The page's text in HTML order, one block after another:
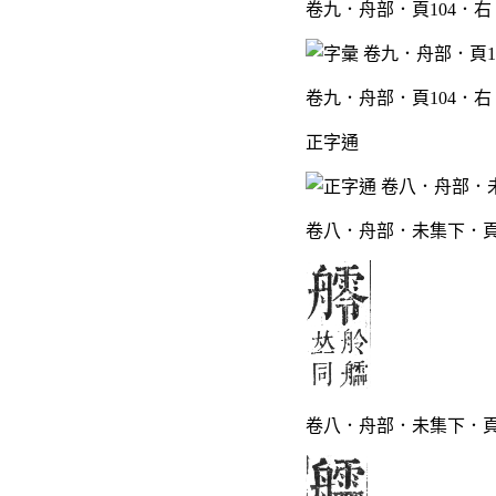
卷九．舟部．頁104．右
卷九．舟部．頁104．右
正字通
卷八．舟部．未集下．
卷八．舟部．未集下．